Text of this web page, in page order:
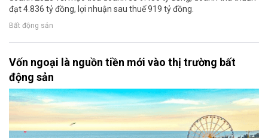
đạt 4.836 tỷ đồng, lợi nhuận sau thuế 919 tỷ đồng.
Bất động sản
Vốn ngoại là nguồn tiền mới vào thị trường bất
động sản